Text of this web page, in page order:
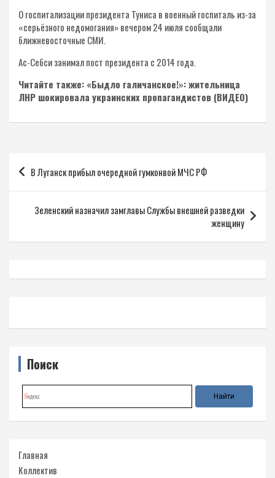
О госпитализации президента Туниса в военный госпиталь из-за
«серьёзного недомогания» вечером 24 июля сообщали
ближневосточные СМИ.
Ас-Себси занимал пост президента с 2014 года.
Читайте также: «Быдло галичанское!»: жительница
ЛНР шокировала украинских пропагандистов (ВИДЕО)
Навигация
по
записям
В Луганск прибыл очередной гумконвой МЧС РФ
Зеленский назначил замглавы Службы внешней разведки
женщину
Поиск
Главная
Коллектив